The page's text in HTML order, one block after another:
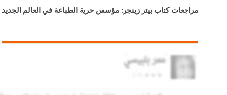
مراجعات كتاب بيتر زينجر: مؤسس حرية الطباعة في العالم الجديد